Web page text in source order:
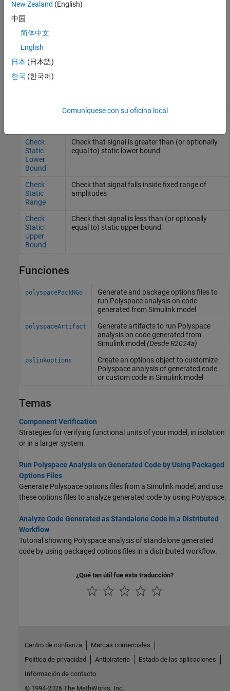
Check
Dynamic
Range
Check that signal falls inside range of
Dynamic
Upper
Bound
Check
Check that gap exists in signal's range of
Check
Static
Lower
Bound
Check that signal is greater than (or optionally
equal to) static lower bound
Check
Static
Range
Check that signal falls inside fixed range of
amplitudes
Check
Static
Upper
Bound
Check that signal is less than (or optionally
equal to) static upper bound
Funciones
polyspacePackNGo
Generate and package options files to
run Polyspaceanalysis on code
generated fromSimulinkmodel
polyspaceArtifact Generate artifacts to run Polyspace
analysis on code generated from
Simulinkmodel (Desde R2024a)
pslinkoptions
Create an options object to customize
Polyspaceanalysis of generated code
or custom code in Simulinkmodel
Temas
Component Verification
Strategies for verifying functional units of your model, in isolation
or in a larger system.
Run Polyspace Analysis on Generated Code by Using Packaged
Options Files
Generate Polyspace options files from a Simulink model, and use
these options files to analyze generated code by using Polyspace.
Analyze Code Generated as Standalone Code in a Distributed
Workflow
Tutorial showing Polyspace analysis of standalone generated
code by using packaged options files in a distributed workflow.
¿Qué tan útil fue esta traducción?
New Zealand (English)
中国
简体中文
English
日本 (日本語)
한국 (한국어)
Comuníquese con su oficina local
Centro de confianza
Marcas comerciales
Política de privacidad
Antipiratería
Estado de las aplicaciones
Información de contacto
© 1994-2026 The MathWorks, Inc.